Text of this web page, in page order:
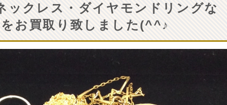
ックレス・ダイヤモンドリングな
お買取り致しました(^^♪